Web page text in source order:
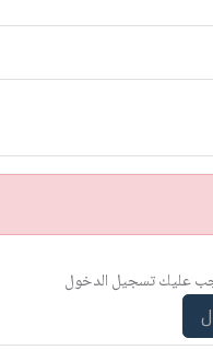
عليك تسجيل الدخول